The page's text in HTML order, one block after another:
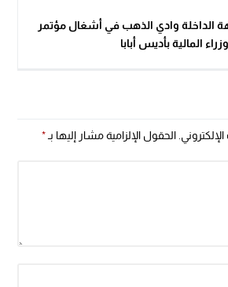
الداخلة وادي الذهب في أشغال مؤتمر
وزراء المالية بأديس أبابا
الحقول الإلزامية مشار إليها بـ*